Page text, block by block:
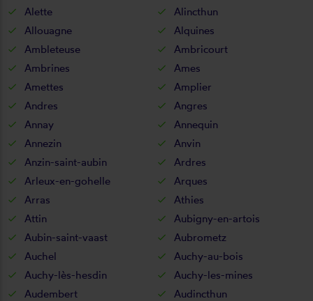
Alette
Alincthun
Allouagne
Alquines
Ambleteuse
Ambricourt
Ambrines
Ames
Amettes
Amplier
Andres
Angres
Annay
Annequin
Annezin
Anvin
Anzin-saint-aubin
Ardres
Arleux-en-gohelle
Arques
Arras
Athies
Attin
Aubigny-en-artois
Aubin-saint-vaast
Aubrometz
Auchel
Auchy-au-bois
Auchy-lès-hesdin
Auchy-les-mines
Audembert
Audincthun